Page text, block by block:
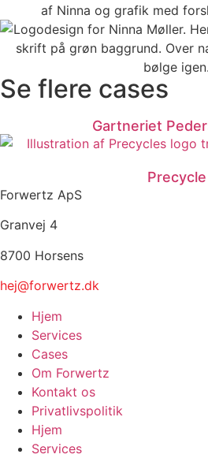
Se flere cases
Gartneriet
Precycle
Forwertz ApS
Granvej 4
8700 Horsens
hej@forwertz.dk
Hjem
Services
Cases
Om Forwertz
Kontakt os
Privatlivspolitik
Hjem
Services